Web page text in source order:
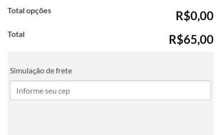
Total opções R$0,00
Total R$65,00
Simulação de frete